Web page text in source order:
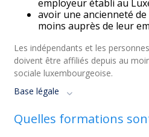
employeur établi au
avoir une ancienneté
moins auprès de leur
Les indépendants et les
doivent être affiliés depuis au
sociale luxembourgeoise.
Base légale
Quelles formations